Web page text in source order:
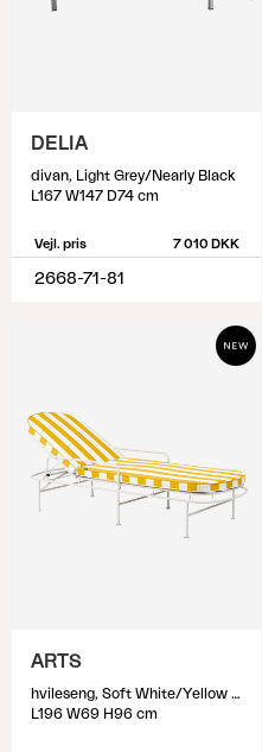
DELIA
divan, Light Grey/Nearly Black
L167 W147 D74 cm
Vejl. pris 7 010 DKK
2668-71-81
ARTS
hvileseng, Soft White/Yellow Stripes
L196 W69 H96 cm